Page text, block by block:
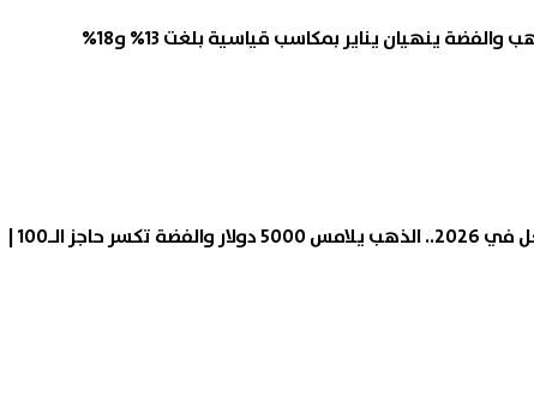
ينهيان يناير بمكاسب قياسية بلغت 13% و18%
المعادن النفيسة تشتعل في 2026.. الذهب يلامس 5000 دولار والفضة تكسر حاجز الـ100 |
الدور الثاني 2026
بمنتصف التعاملات.. ورأس المال